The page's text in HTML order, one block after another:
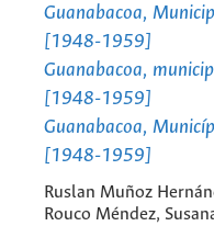
Guanabacoa,
[1948-1959]
Guanabacoa,
[1948-1959]
Guanabacoa,
[1948-1959]
Ruslan Muñoz
Rouco Méndez,